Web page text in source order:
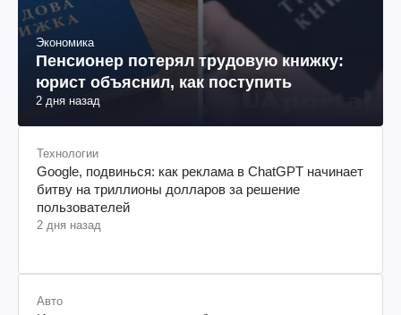
Экономика
Пенсионер потерял трудовую книжку:
юрист объяснил, как поступить
2 дня назад
Технологии
Google, подвинься: как реклама в ChatGPT начинает
битву на триллионы долларов за решение
пользователей
2 дня назад
Авто